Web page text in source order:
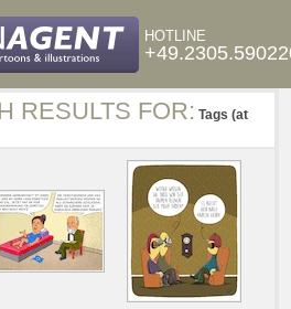
HOTLINE
RESULTS FOR: Tags (at